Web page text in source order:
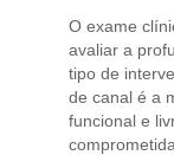
O exame
avaliar a
tipo de
de canal é a
funcional e